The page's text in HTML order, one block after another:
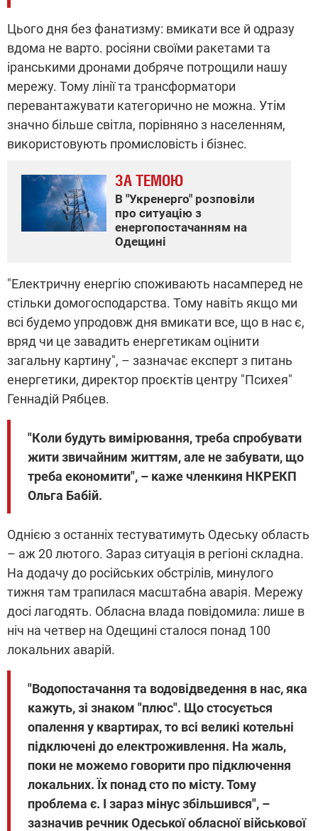
Цього дня без фанатизму: вмикати все й одразу
вдома не варто. росіяни своїми ракетами та
іранськими дронами добряче потрощили нашу
мережу. Тому лінії та трансформатори
перевантажувати категорично не можна. Утім
значно більше світла, порівняно з населенням,
використовують промисловість і бізнес.
ЗА ТЕМОЮ
В "Укренерго" розповіли
про ситуацію з
енергопостачанням на
Одещині
"Електричну енергію споживають насамперед не
стільки домогосподарства. Тому навіть якщо ми
всі будемо упродовж дня вмикати все, що в нас є,
вряд чи це завадить енергетикам оцінити
загальну картину", – зазначає експерт з питань
енергетики, директор проєктів центру "Психея"
Геннадій Рябцев.
"Коли будуть вимірювання, треба спробувати
жити звичайним життям, але не забувати, що
треба економити", – каже членкиня НКРЕКП
Ольга Бабій.
Однією з останніх тестуватимуть Одеську область
– аж 20 лютого. Зараз ситуація в регіоні складна.
На додачу до російських обстрілів, минулого
тижня там трапилася масштабна аварія. Мережу
досі лагодять. Обласна влада повідомила: лише в
ніч на четвер на Одещині сталося понад 100
локальних аварій.
"Водопостачання та водовідведення в нас, яка
кажуть, зі знаком "плюс". Що стосується
опалення у квартирах, то всі великі котельні
підключені до електроживлення. На жаль,
поки не можемо говорити про підключення
локальних. Їх понад сто по місту. Тому
проблема є. І зараз мінус збільшився", –
зазначив речник Одеської обласної військової